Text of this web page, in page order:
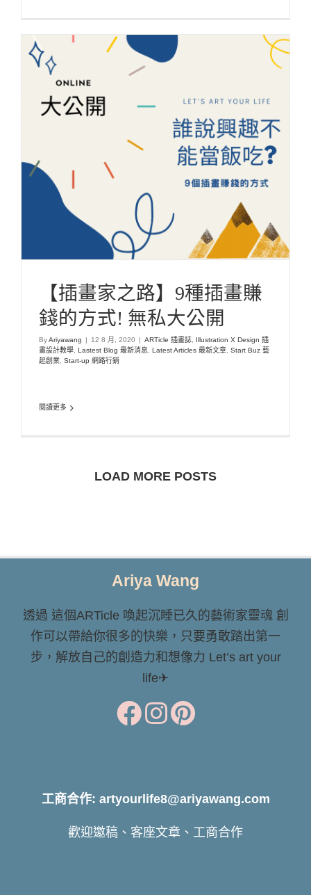
【插畫家之路】9種插畫賺錢的方式! 無私大公開
ARTicle 插畫誌 Illustration X Design 插畫設計教學 Lastest Blog 最新消
息 Latest Articles 最新文章 Start Buz 藝起創業 Start-up 網路行銷
【插畫家之路】9種插畫賺
錢的方式! 無私大公開
ByAriyawang 12 8 月, 2020 ARTicle 插畫誌,
Illustration X Design 插
畫設計教學, Lastest Blog 最新消息, Latest Articles 最新文章, Start Buz 藝
起創業, Start-up 網路行銷
閱讀更多
LOAD MORE POSTS
Ariya Wang
透過 這個ARTicle 喚起沉睡已久的藝術家靈魂 創
作可以帶給你很多的快樂，只要勇敢踏出第一
步，解放自己的創造力和想像力 Let’s art your
life✈
工商合作: artyourlife8@ariyawang.com
歡迎邀稿、客座文章、工商合作